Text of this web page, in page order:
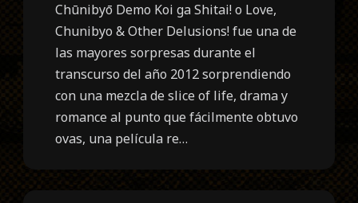
Chūnibyō Demo Koi ga Shitai! o Love,
Chunibyo & Other Delusions! fue una de
las mayores sorpresas durante el
transcurso del año 2012 sorprendiendo
con una mezcla de slice of life, drama y
romance al punto que fácilmente obtuvo
ovas, una película re…